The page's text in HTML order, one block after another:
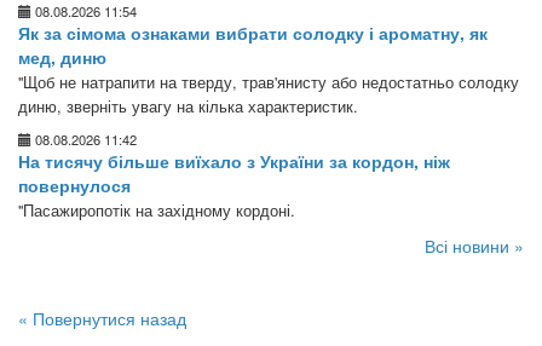
08.08.2026 11:54
Як за сімома ознаками вибрати солодку і ароматну, як
мед, диню
"Щоб не натрапити на тверду, трав'янисту або недостатньо солодку
диню, зверніть увагу на кілька характеристик.
08.08.2026 11:42
На тисячу більше виїхало з України за кордон, ніж
повернулося
"Пасажиропотік на західному кордоні.
Всі новини »
« Повернутися назад